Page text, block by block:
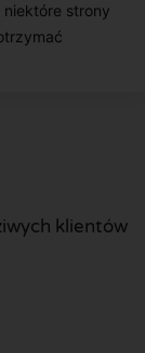
strony
klientów